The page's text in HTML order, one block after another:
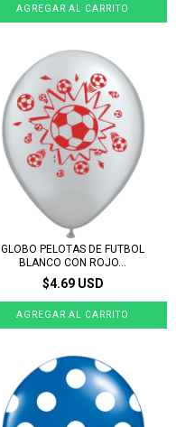
GLOBO PELOTAS DE FUTBOL
BLANCO CON ROJO...
$4.69 USD